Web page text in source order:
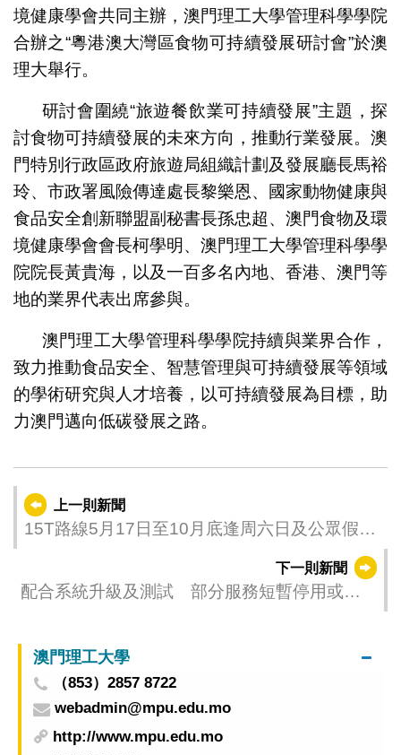
境健康學會共同主辦，澳門理工大學管理科學學院
合辦之“粵港澳大灣區食物可持續發展研討會”於澳
理大舉行。
研討會圍繞“旅遊餐飲業可持續發展”主題，探
討食物可持續發展的未來方向，推動行業發展。澳
門特別行政區政府旅遊局組織計劃及發展廳長馬裕
玲、市政署風險傳達處長黎樂恩、國家動物健康與
食品安全創新聯盟副秘書長孫忠超、澳門食物及環
境健康學會會長柯學明、澳門理工大學管理科學學
院院長黃貴海，以及一百多名內地、香港、澳門等
地的業界代表出席參與。
澳門理工大學管理科學學院持續與業界合作，
致力推動食品安全、智慧管理與可持續發展等領域
的學術研究與人才培養，以可持續發展為目標，助
力澳門邁向低碳發展之路。
上一則新聞
15T路線5月17日至10月底逢周六日及公眾假期
下一則新聞
配合系統升級及測試 部分服務短暫停用或出
澳門理工大學
（853）2857 8722
webadmin@mpu.edu.mo
http://www.mpu.edu.mo